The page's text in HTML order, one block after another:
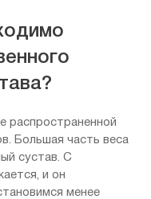
распространенной
Большая часть веса
сустав. С
и он
менее